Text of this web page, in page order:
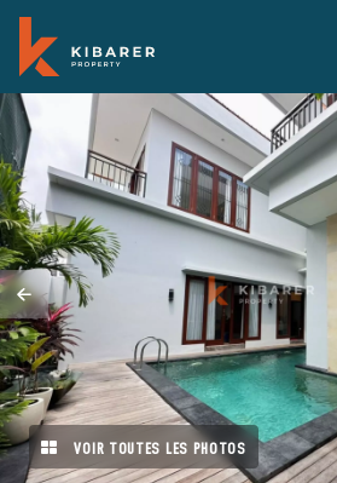
VOIR TOUTES LES PHOTOS